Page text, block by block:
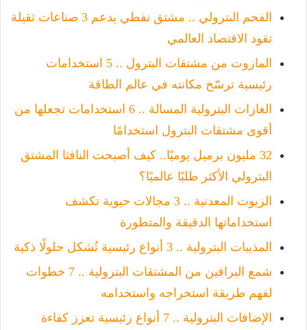
الفحم البترولي .. مشتق نفطي يدعم 3 صناعات ثقيلة
تقود الاقتصاد العالمي
المازوت من مشتقات البترول .. 5 استخدامات
رئيسية ترسّخ مكانته في عالم الطاقة
الغازات البترولية المسالة .. 6 استخدامات تجعلها من
أقوى مشتقات البترول استخدامًا
32 مليون برميل يوميًا.. كيف أصبحت النافثا المشتق
البترولي الأكثر طلبًا عالميًا؟
الزيوت المعدنية .. 3 مجالات حيوية تكشف
استخداماتها الدقيقة والمتطورة
المذيبات البترولية .. 3 أنواع رئيسية تُشكل حلولًا ذكية
شمع البرافين من المشتقات البترولية .. 7 خطوات
لفهم طريقة استخراجه واستخدامه
الإضافات البترولية .. 7 أنواع رئيسية تعزز كفاءة